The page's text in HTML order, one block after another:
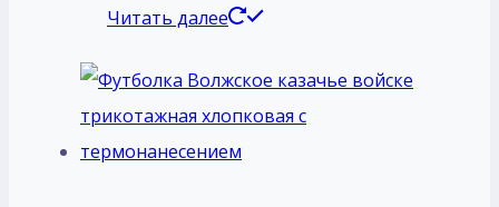
цен:
000 ₽
–
Читать далее
Этот
имеет
несколько